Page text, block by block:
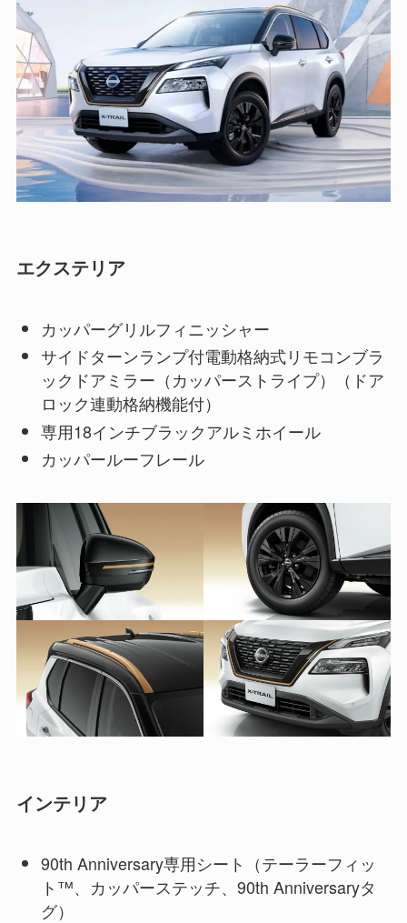
エクステリア
カッパーグリルフィニッシャー
サイドターンランプ付電動格納式リモコンブラ
ックドアミラー（カッパーストライプ）（ドア
ロック連動格納機能付）
専用18インチブラックアルミホイール
カッパールーフレール
インテリア
90th Anniversary専用シート（テーラーフィッ
ト™、カッパーステッチ、90th Anniversaryタ
グ）